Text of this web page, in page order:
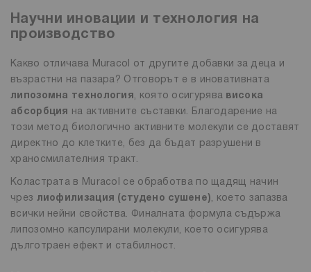
Научни иновации и технология на
производство
Какво отличава Muracol от другите добавки за деца и
възрастни на пазара? Отговорът е в иновативната
липозомна технология , която осигурява висока
абсорбция
на активните съставки. Благодарение на
този метод биологично активните молекули се доставят
директно до клетките, без да бъдат разрушени в
храносмилателния тракт.
Коластрата в Muracol се обработва по щадящ начин
чрез лиофилизация (студено сушене), което запазва
всички нейни свойства. Финалната формула съдържа
липозомно капсулирани молекули, което осигурява
дълготраен ефект и стабилност.